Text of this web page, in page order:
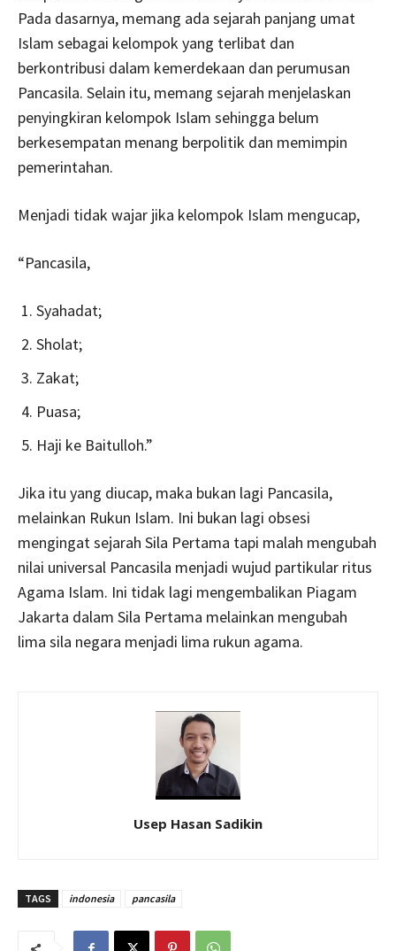
Pada dasarnya, memang ada sejarah panjang umat
Islam sebagai kelompok yang terlibat dan
berkontribusi dalam kemerdekaan dan perumusan
Pancasila. Selain itu, memang sejarah menjelaskan
penyingkiran kelompok Islam sehingga belum
berkesempatan menang berpolitik dan memimpin
pemerintahan.
Menjadi tidak wajar jika kelompok Islam mengucap,
“Pancasila,
Syahadat;
Sholat;
Zakat;
Puasa;
Haji ke Baitulloh.”
Jika itu yang diucap, maka bukan lagi Pancasila,
melainkan Rukun Islam. Ini bukan lagi obsesi
mengingat sejarah Sila Pertama tapi malah mengubah
nilai universal Pancasila menjadi wujud partikular ritus
Agama Islam. Ini tidak lagi mengembalikan Piagam
Jakarta dalam Sila Pertama melainkan mengubah
lima sila negara menjadi lima rukun agama.
Usep Hasan Sadikin
TAGS indonesia pancasila